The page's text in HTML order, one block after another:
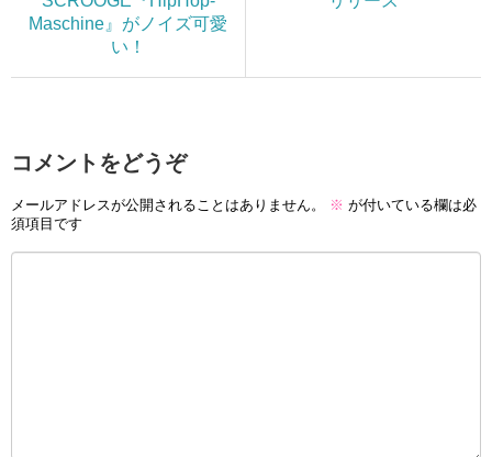
Maschine』がノイズ可愛
い！
コメントをどうぞ
メールアドレスが公開されることはありません。 ※ が付いている欄は必
須項目です